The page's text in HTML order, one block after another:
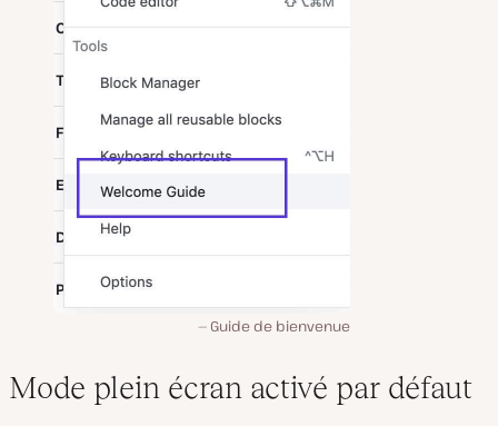
Guide de bienvenue
Mode plein écran activé par défaut